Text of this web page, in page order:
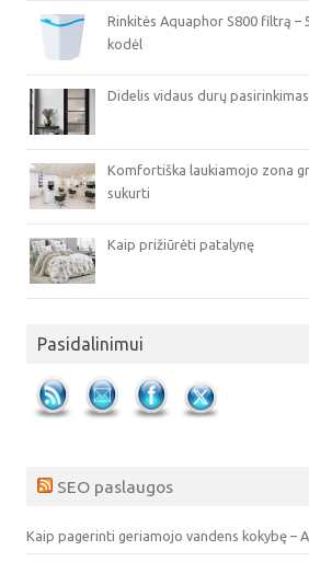
Rinkitės Aquaphor S800 filtrą –
kodėl
Didelis vidaus durų
Komfortiška laukiamojo zona
sukurti
Kaip prižiūrėti patalynę
Pasidalinimui
SEO paslaugos
Kaip pagerinti geriamojo vandens kokybę –